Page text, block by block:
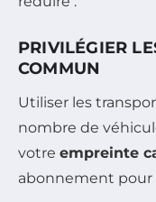
PRIVILÉGIER
COMMUN
Utiliser les
nombre de
votre empreinte
abonnement pour